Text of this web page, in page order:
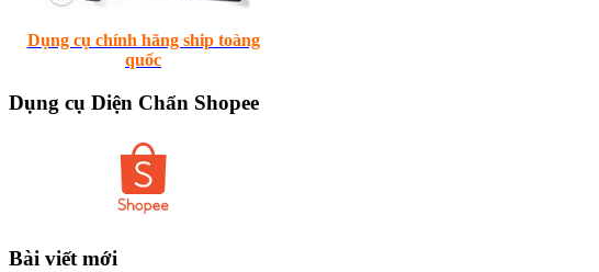
Dụng cụ chính hãng ship toàng
quốc
Dụng cụ Diện Chẩn Shopee
Bài viết mới